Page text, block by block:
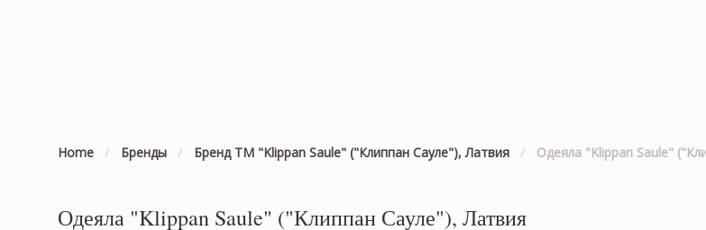
Home / Бренды / Бренд ТМ "Klippan Saule" ("Клиппан Сауле"), Латвия / Одеяла "Klippan Saule"
Одеяла "Klippan Saule" ("Клиппан Сауле"), Латвия